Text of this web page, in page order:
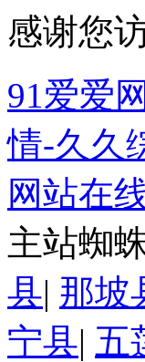
感谢您
91爱爱
情-久久
网站在
主站蜘
县| 那坡
宁县| 五